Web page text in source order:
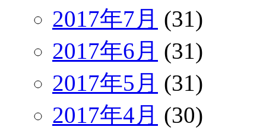
2017年7月 (31)
2017年6月 (31)
2017年5月 (31)
2017年4月 (30)